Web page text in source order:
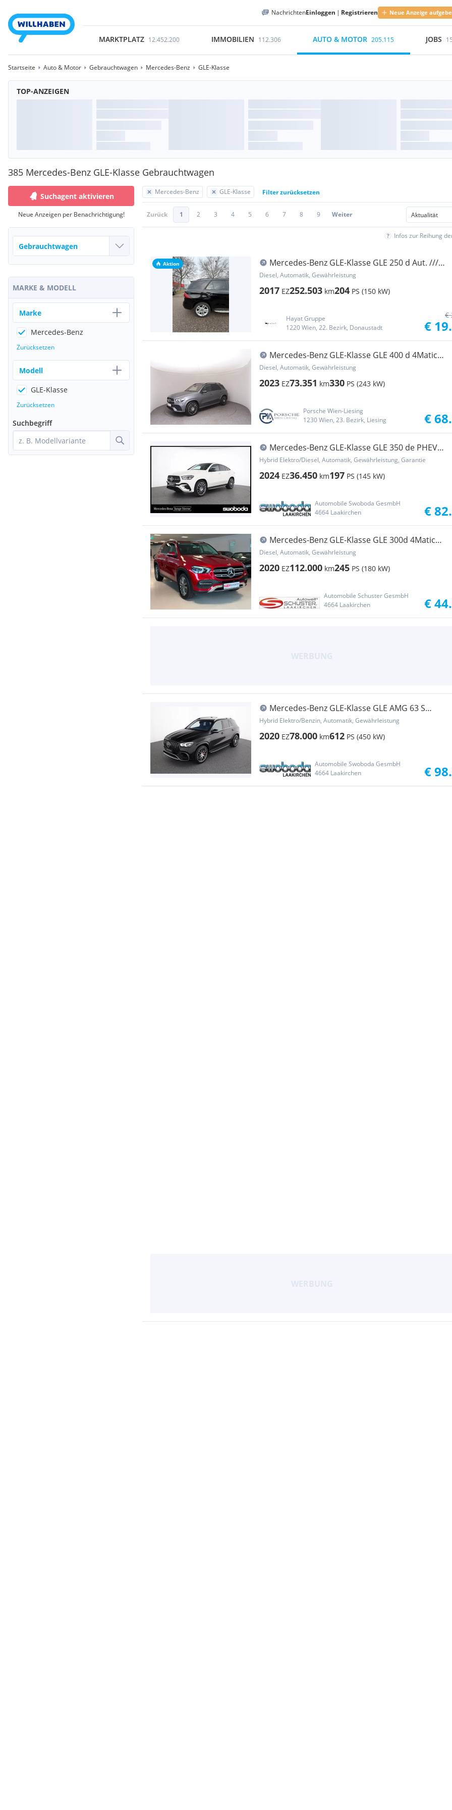
NachrichtenEinloggen | Registrieren Neue Anzeige
MARKTPLATZ 12.452.200 IMMOBILIEN 112.306 AUTO & MOTOR 205.115 JOBS
Startseite Auto & Motor Gebrauchtwagen Mercedes-Benz GLE-Klasse
TOP-ANZEIGEN
385 Mercedes-Benz GLE-Klasse Gebrauchtwagen
Mercedes-Benz GLE-Klasse Filter zurücksetzen
Zurück 1 2 3 4 5 6 7 8 9 Weiter
Infos zur Reihung
Aktion
Mercedes-Benz GLE-Klasse GLE 250 d Aut. ///
SERVICE NEU /// FINANZIERUNG...
Diesel, Automatik, Gewährleistung
2017 EZ252.503 km204 PS (150 kW)
Hayat Gruppe
1220 Wien, 22. Bezirk, Donaustadt
€
€
Mercedes-Benz GLE-Klasse GLE 400 d 4Matic
Aut.
Diesel, Automatik, Gewährleistung
2023 EZ73.351 km330 PS (243 kW)
Porsche Wien-Liesing
1230 Wien, 23. Bezirk, Liesing
€
Mercedes-Benz GLE-Klasse GLE 350 de PHEV
Coupé 4MATIC Aut.
Hybrid Elektro/Diesel, Automatik, Gewährleistung, Garantie
2024 EZ36.450 km197 PS (145 kW)
Automobile Swoboda GesmbH
4664 Laakirchen
€
Mercedes-Benz GLE-Klasse GLE 300d 4Matic
*AHK*360GRAD*DESIGNO
Diesel, Automatik, Gewährleistung
2020 EZ112.000 km245 PS (180 kW)
Automobile Schuster GesmbH
4664 Laakirchen
€
Mercedes-Benz GLE-Klasse GLE AMG 63 S
4Matic+ Aut.
Hybrid Elektro/Benzin, Automatik, Gewährleistung
2020 EZ78.000 km612 PS (450 kW)
Automobile Swoboda GesmbH
4664 Laakirchen
€
Suchagent aktivieren
Neue Anzeigen per Benachrichtigung!
MARKE & MODELL
Marke
Mercedes-Benz
Zurücksetzen
Modell
GLE-Klasse
Zurücksetzen
Suchbegriff